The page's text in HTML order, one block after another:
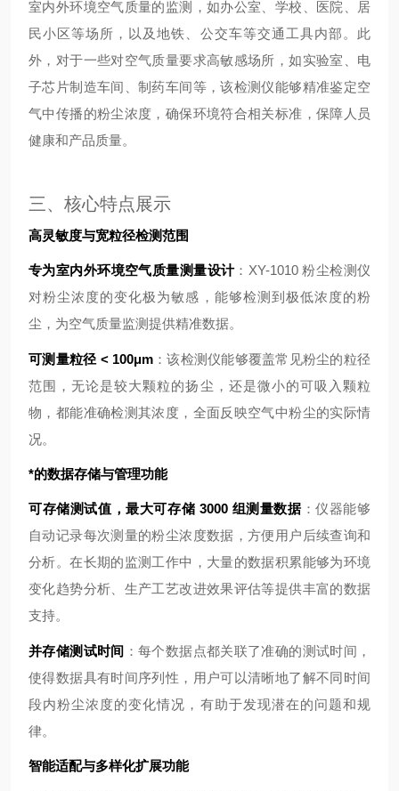
室内外环境空气质量的监测，如办公室、学校、医院、居
民小区等场所，以及地铁、公交车等交通工具内部。此
外，对于一些对空气质量要求高敏感场所，如实验室、电
子芯片制造车间、制药车间等，该检测仪能够精准鉴定空
气中传播的粉尘浓度，确保环境符合相关标准，保障人员
健康和产品质量。
三、核心特点展示
高灵敏度与宽粒径检测范围
专为室内外环境空气质量测量设计：XY-1010 粉尘检测仪
对粉尘浓度的变化极为敏感，能够检测到极低浓度的粉
尘，为空气质量监测提供精准数据。
可测量粒径 < 100μm：该检测仪能够覆盖常见粉尘的粒径
范围，无论是较大颗粒的扬尘，还是微小的可吸入颗粒
物，都能准确检测其浓度，全面反映空气中粉尘的实际情
况。
*的数据存储与管理功能
可存储测试值，最大可存储 3000 组测量数据 ：仪器能够
自动记录每次测量的粉尘浓度数据，方便用户后续查询和
分析。在长期的监测工作中，大量的数据积累能够为环境
变化趋势分析、生产工艺改进效果评估等提供丰富的数据
支持。
并存储测试时间 ：每个数据点都关联了准确的测试时间，
使得数据具有时间序列性，用户可以清晰地了解不同时间
段内粉尘浓度的变化情况，有助于发现潜在的问题和规
律。
智能适配与多样化扩展功能